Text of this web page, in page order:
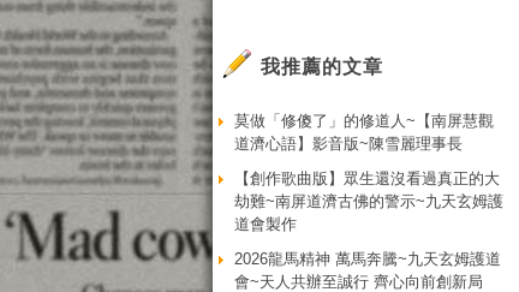
我推薦的文章
莫做「修傻了」的修道人~【南屏慧觀
道濟心語】影音版~陳雪麗理事長
【創作歌曲版】眾生還沒看過真正的大
劫難~南屏道濟古佛的警示~九天玄姆護
道會製作
2026龍馬精神 萬馬奔騰~九天玄姆護道
會~天人共辦至誠行 齊心向前創新局